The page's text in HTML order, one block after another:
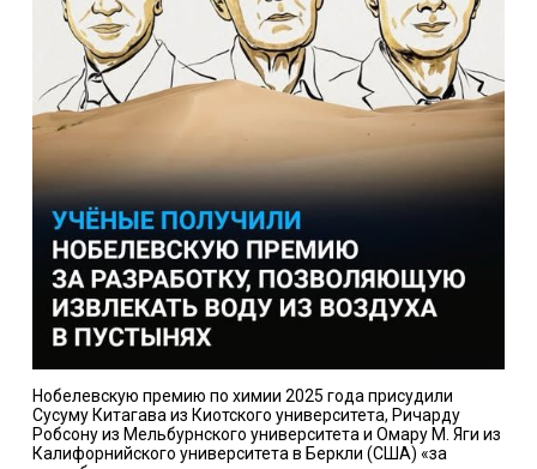
Нобелевскую премию по химии 2025 года присудили
Сусуму Китагава из Киотского университета, Ричарду
Робсону из Мельбурнского университета и Омару М. Яги из
Калифорнийского университета в Беркли (США) «за